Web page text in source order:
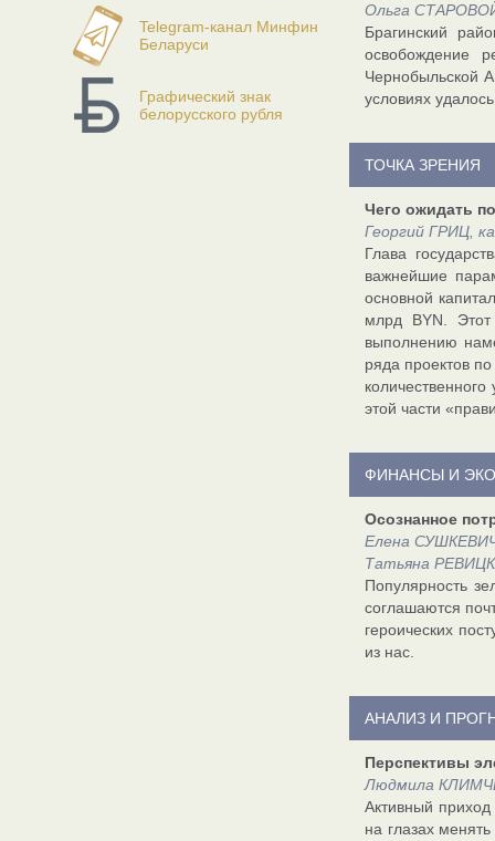
Telegram-канал Минфин
Беларуси
Графический знак
белорусского рубля
Ольга
Брагинский
освобождение
Чернобыльской
условиях
ТОЧКА ЗРЕНИЯ
Чего ожидать
Георгий ГРИЦ,
Глава
важнейшие
основной
млрд BYN. Этот
выполнению
ряда проектов
этой части
ФИНАНСЫ И
Осознанное
Елена
Татьяна
Популярность
соглашаются
героических
из нас.
АНАЛИЗ И
Перспективы
Людмила
Активный
на глазах